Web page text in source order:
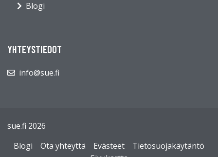
Blogi
YHTEYSTIEDOT
info@sue.fi
sue.fi 2026
Blogi
Ota yhteyttä Evästeet
Tietosuojakäytäntö